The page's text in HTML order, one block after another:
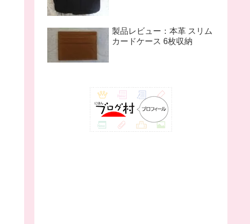
製品レビュー：本革 スリム
カードケース 6枚収納